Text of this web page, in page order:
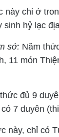
này chỉ ở
sinh hỷ lạc
sở:Năm
11 món
đủ 9
7 duyên
này, chỉ có